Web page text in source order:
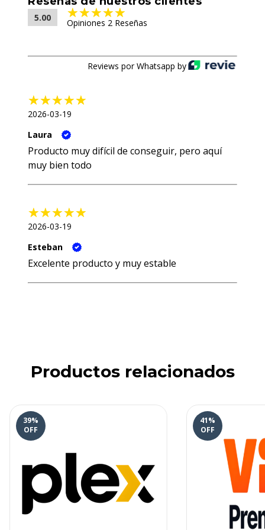
5.00 Opiniones 2 Reseñas
Reviews por Whatsapp by
2026-03-19
Laura
Producto muy difícil de conseguir, pero aquí
muy bien todo
2026-03-19
Esteban
Excelente producto y muy estable
Productos relacionados
39%
OFF
41%
OFF